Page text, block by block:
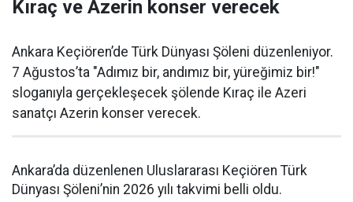
Kıraç ve Azerin konser verecek
Ankara Keçiören’de Türk Dünyası Şöleni düzenleniyor.
7 Ağustos’ta "Adımız bir, andımız bir, yüreğimiz bir!"
sloganıyla gerçekleşecek şölende Kıraç ile Azeri
sanatçı Azerin konser verecek.
Ankara’da düzenlenen Uluslararası Keçiören Türk
Dünyası Şöleni’nin 2026 yılı takvimi belli oldu.